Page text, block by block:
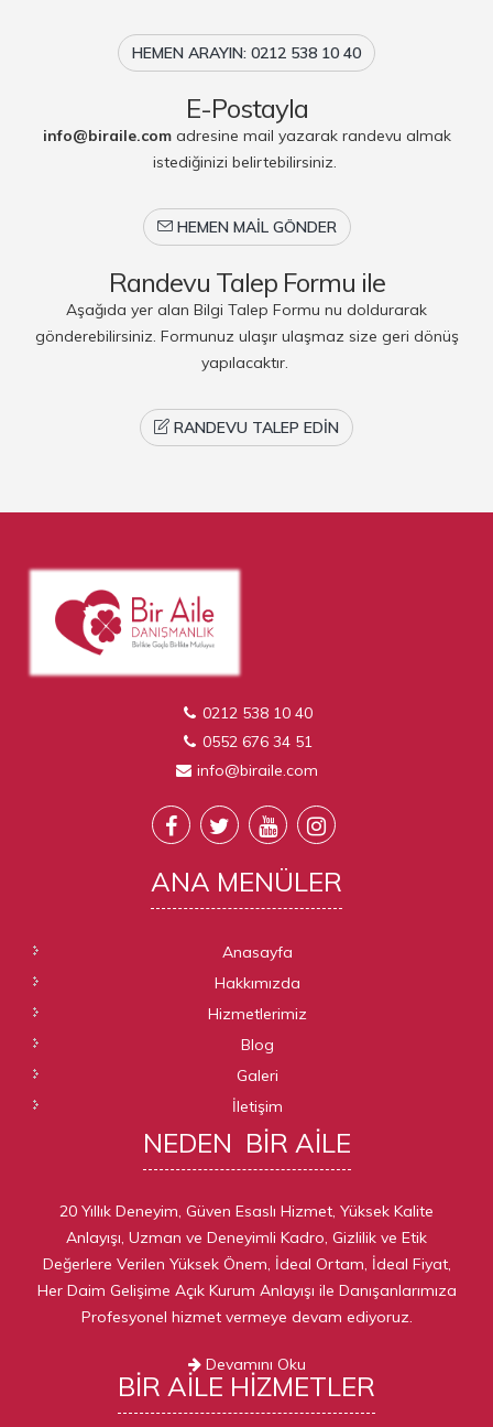
HEMEN ARAYIN: 0212 538 10 40
E-Postayla
info@biraile.comadresine mail yazarak randevu almak
istediğinizi belirtebilirsiniz.
HEMEN MAIL GÖNDER
Randevu Talep Formu ile
Aşağıda yer alan Bilgi Talep Formu nu doldurarak
gönderebilirsiniz. Formunuz ulaşır ulaşmaz size geri dönüş
yapılacaktır.
RANDEVU TALEP EDIN
0212 538 10 40
0552 676 34 51
info@biraile.com
ANA MENÜLER
Anasayfa
Hakkımızda
Hizmetlerimiz
Blog
Galeri
İletişim
NEDEN BIR AILE
20 Yıllık Deneyim, Güven Esaslı Hizmet, Yüksek Kalite
Anlayışı, Uzman ve Deneyimli Kadro, Gizlilik ve Etik
Değerlere Verilen Yüksek Önem, İdeal Ortam, İdeal Fiyat,
Her Daim Gelişime Açık Kurum Anlayışı ile Danışanlarımıza
Profesyonel hizmet vermeye devam ediyoruz.
Devamını Oku
BIR AILE HIZMETLER